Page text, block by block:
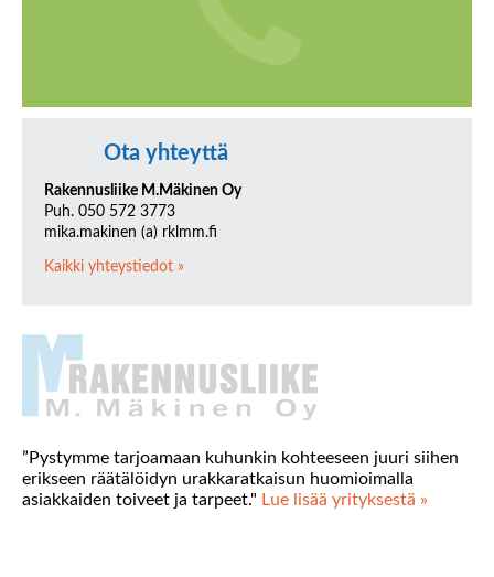
Ota yhteyttä
Rakennusliike M.Mäkinen Oy
Puh. 050 572 3773
mika.makinen (a) rklmm.fi
Kaikki yhteystiedot »
”Pystymme tarjoamaan kuhunkin kohteeseen juuri siihen
erikseen räätälöidyn urakkaratkaisun huomioimalla
asiakkaiden toiveet ja tarpeet." Lue lisää yrityksestä »